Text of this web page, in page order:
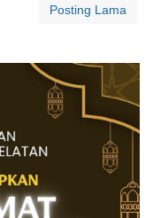
Posting Lama